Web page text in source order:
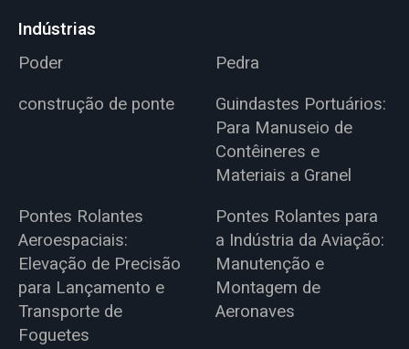
Indústrias
Poder
Pedra
construção de ponte
Guindastes Portuários:
Para Manuseio de
Contêineres e
Materiais a Granel
Pontes Rolantes
Aeroespaciais:
Elevação de Precisão
para Lançamento e
Transporte de
Foguetes
Pontes Rolantes para
a Indústria da Aviação:
Manutenção e
Montagem de
Aeronaves